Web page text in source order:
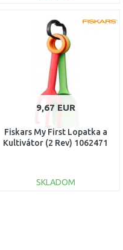
DO KOŠÍKA
Porovnať
9,67 EUR
Fiskars My First Lopatka a
Kultivátor (2 Rev) 1062471
SKLADOM